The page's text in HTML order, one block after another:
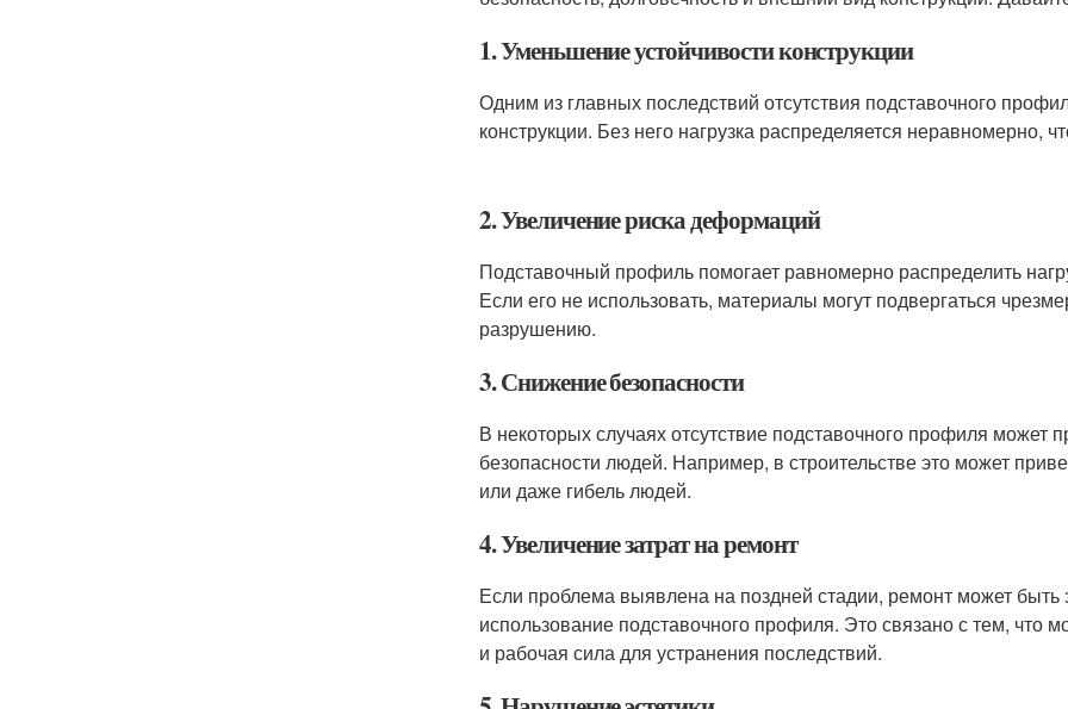
1. Уменьшение устойчивости конструкции
Одним из главных последствий отсутствия подставочного
конструкции. Без него нагрузка распределяется
2. Увеличение риска деформаций
Подставочный профиль помогает равномерно распределить
Если его не использовать, материалы могут подвергаться
разрушению.
3. Снижение безопасности
В некоторых случаях отсутствие подставочного профиля может
безопасности людей. Например, в строительстве это может
или даже гибель людей.
4. Увеличение затрат на ремонт
Если проблема выявлена на поздней стадии, ремонт может
использование подставочного профиля. Это связано с тем, что
и рабочая сила для устранения последствий.